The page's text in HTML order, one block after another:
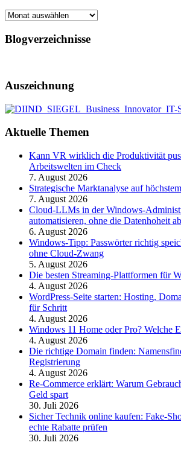
Archiv
Blogverzeichnisse
Auszeichnung
Aktuelle Themen
Kann VR wirklich die Produktivität
Arbeitswelten im Check
7. August 2026
Strategische Marktanalyse auf
7. August 2026
Cloud-LLMs in der Windows-
automatisieren, ohne die Datenhoheit
6. August 2026
Windows-Tipp: Passwörter richtig
ohne Cloud-Zwang
5. August 2026
Die besten Streaming-Plattformen für
4. August 2026
WordPress-Seite starten: Hosting,
für Schritt
4. August 2026
Windows 11 Home oder Pro? Welche
4. August 2026
Die richtige Domain finden:
Registrierung
4. August 2026
Re-Commerce erklärt: Warum
Geld spart
30. Juli 2026
Sicher Technik online kaufen: Fake-
echte Rabatte prüfen
30. Juli 2026